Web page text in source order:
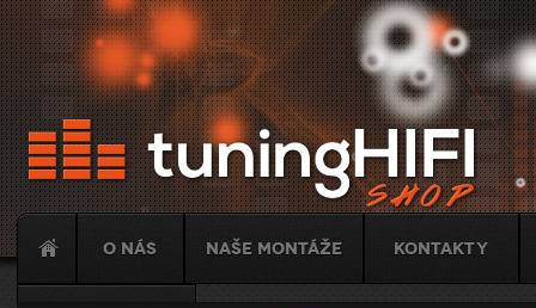
O nás Naše montáže Kontakty